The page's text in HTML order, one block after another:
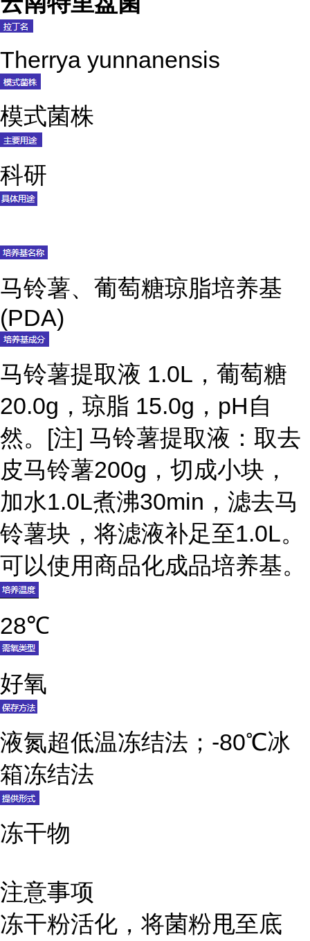
Therrya yunnanensis
模式菌株
科研
马铃薯、葡萄糖琼脂培养基
(PDA)
马铃薯提取液 1.0L，葡萄糖
20.0g，琼脂 15.0g，pH自
然。[注] 马铃薯提取液：取去
皮马铃薯200g，切成小块，
加水1.0L煮沸30min，滤去马
铃薯块，将滤液补足至1.0L。
可以使用商品化成品培养基。
28℃
好氧
液氮超低温冻结法；-80℃冰
箱冻结法
冻干物
注意事项
冻干粉活化，将菌粉甩至底